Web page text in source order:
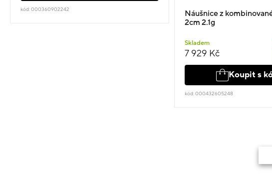
kód: 000360902242
Náušnice z
2cm 2.1g
Skladem
7 929 Kč
Koupit s
kód: 000432605248